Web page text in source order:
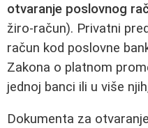
otvaranje poslovnog
žiro‑račun). Privatni
račun kod poslovne
Zakona o platnom
jednoj banci ili u više
Dokumenta za